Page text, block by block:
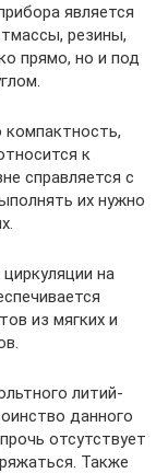
является
резины,
прямо, но и под
компактность,
к
справляется с
их нужно
на
из мягких и
литий-
данного
отсутствует
Также